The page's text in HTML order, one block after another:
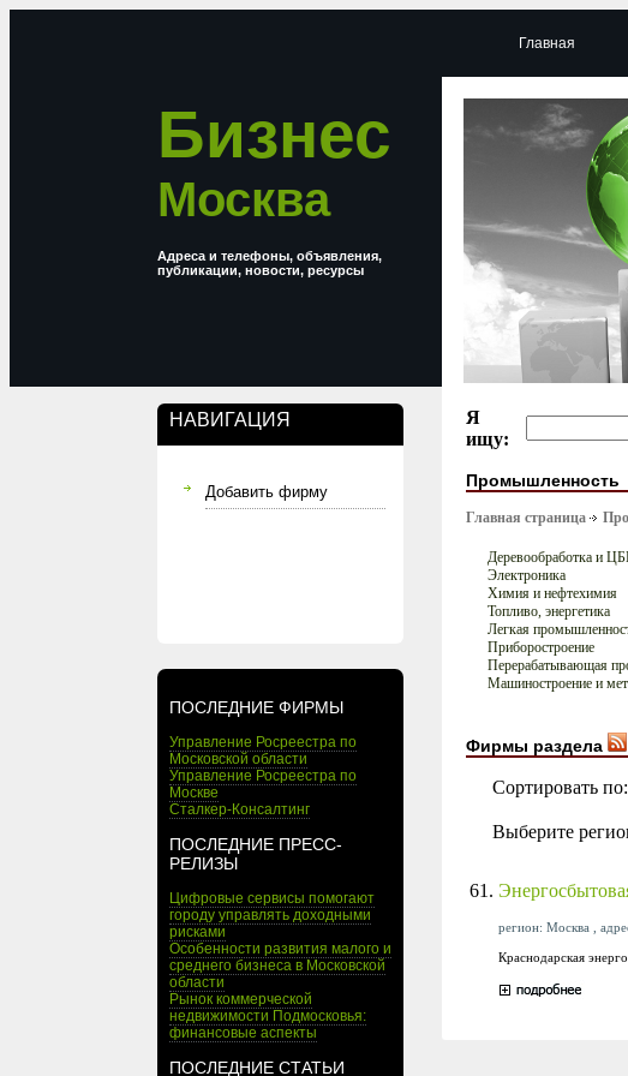
Бизнес
Москва
Адреса и телефоны, объявления,
публикации, новости, ресурсы
НАВИГАЦИЯ
Добавить фирму
ПОСЛЕДНИЕ ФИРМЫ
Управление Росреестра по
Московской области
Управление Росреестра по
Москве
Сталкер-Консалтинг
ПОСЛЕДНИЕ ПРЕСС-
РЕЛИЗЫ
Цифровые сервисы помогают
городу управлять доходными
рисками
Особенности развития малого и
среднего бизнеса в Московской
области
Рынок коммерческой
недвижимости Подмосковья:
финансовые аспекты
ПОСЛЕДНИЕ СТАТЬИ
Главная
Я
ищу:
Промышленность
Главная страница
Деревообработка и
Электроника
Химия и нефтехимия
Топливо, энергетика
Легкая
Приборостроение
Перерабатывающая
Машиностроение и
Фирмы раздела
Сортировать по:
Выберите
61.
регион: Москва ,
Краснодарская